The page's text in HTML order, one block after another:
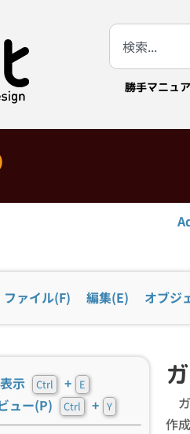
勝手マニュ
ファイル(F) 編集(E) オブジ
示 Ctrl + E
ュー(P) Ctrl + Y
作